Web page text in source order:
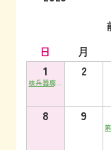
日
月
1
核兵器廃絶
キニデー集
2
8 9